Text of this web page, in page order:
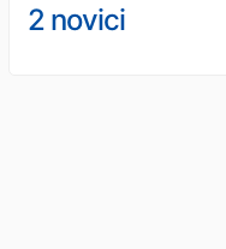
2 novici